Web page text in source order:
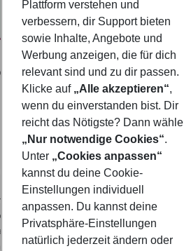
Hotelbeschreibung
Istanbul
Istanbul liegt 5 Gehminuten vom
- Zimmersafe - Telefon - Zentral
-
- Schreibtisch- Satellitenfernsehen -
- Balkon- Heizung- Mini-Kühlschrank-
Plattform verstehen und
verbessern, dir Support bieten
sowie Inhalte, Angebote und
Werbung anzeigen, die für dich
relevant sind und zu dir passen.
Klicke auf „Alle akzeptieren“,
wenn du einverstanden bist. Dir
reicht das Nötigste? Dann wähle
„Nur notwendige Cookies“.
Unter „Cookies anpassen“
kannst du deine Cookie-
Einstellungen individuell
anpassen. Du kannst deine
Privatsphäre-Einstellungen
natürlich jederzeit ändern oder